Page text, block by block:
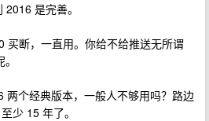
是完善。
买断，一直用。你给不给推送无所谓
两个经典版本，一般人不够用吗？路边
少 15 年了。